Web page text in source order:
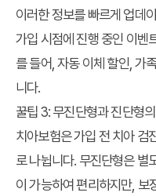
이러한 정보를 빠르게 업데
가입 시점에 진행 중인 이벤
를 들어, 자동 이체 할인, 가
니다.
꿀팁 3: 무진단형과 진단형
치아보험은 가입 전 치아 검
로 나뉩니다. 무진단형은 별
이 가능하여 편리하지만, 보